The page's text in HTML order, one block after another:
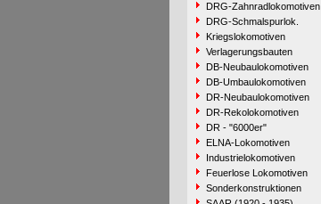
DRG-Zahnradlokomotiven
DRG-Schmalspurlok.
Kriegslokomotiven
Verlagerungsbauten
DB-Neubaulokomotiven
DB-Umbaulokomotiven
DR-Neubaulokomotiven
DR-Rekolokomotiven
DR - "6000er"
ELNA-Lokomotiven
Industrielokomotiven
Feuerlose Lokomotiven
Sonderkonstruktionen